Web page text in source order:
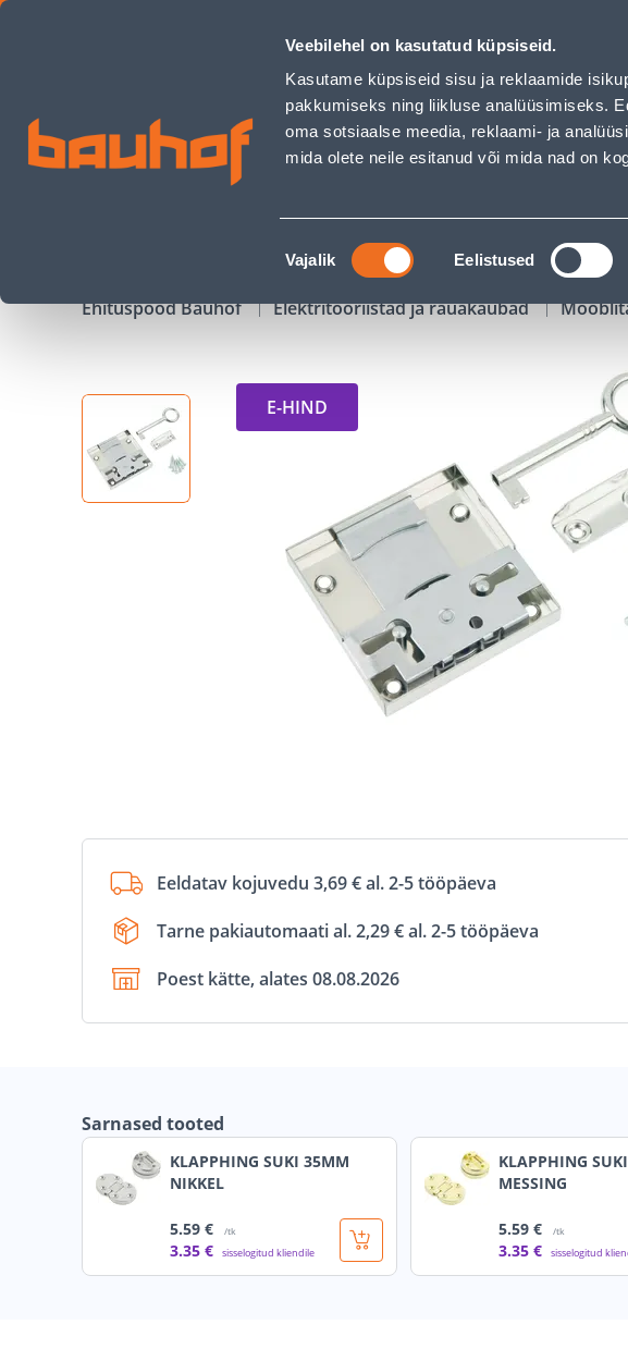
Veebilehel on kasutatud küpsiseid.
Kasutame küpsiseid sisu ja reklaamide
pakkumiseks ning liikluse analüüsimiseks.
oma sotsiaalse meedia, reklaami- ja
mida olete neile esitanud või mida nad on
Nõusoleku
valik
Vajalik Eelistused
MÖÖBLILUKK SUKI DIN R/L 35MM NIKKEL - Bauhof has loaded
Äriklienditeenindus Klienditeenindus Teenused
KAMPAANIAD KATALOOGID
Ehituspood Bauhof Elektritööriistad ja rauakaubad
E-HIND
Eeldatav kojuvedu 3,69 € al. 2-5 tööpäeva
Tarne pakiautomaati al. 2,29 € al. 2-5 tööpäeva
Poest kätte, alates 08.08.2026
Sarnased tooted
KLAPPHING SUKI 35MM
NIKKEL
5.59 € /tk
3.35 € sisselogitud kliendile
KLAPPHING
MESSING
5.59 € /tk
3.35 € sisselogitud